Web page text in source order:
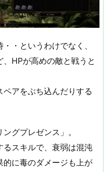
・というわけでなく、
HPが高めの敵と戦うと
アをぶち込んだりする
グプレゼンス」。
るスキルで、衰弱は混沌
的に毒のダメージも上が